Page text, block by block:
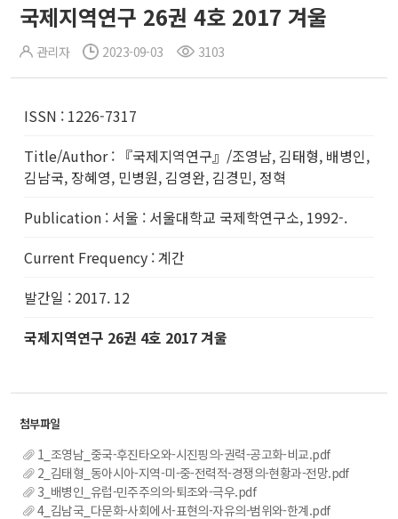
국제지역연구 26권 4호 2017 겨울
관리자 2023-09-03 3103
ISSN : 1226-7317
Title/Author: 『국제지역연구』/조영남, 김태형, 배병인,
김남국, 장혜영, 민병원, 김영완, 김경민, 정혁
Publication : 서울 : 서울대학교 국제학연구소, 1992-.
Current Frequency :계간
발간일 : 2017. 12
국제지역연구 26권 4호 2017 겨울
1_조영남_중국-후진타오와-시진핑의-권력-공고화-비교.pdf
2_김태형_동아시아-지역-미-중-전력적-경쟁의-현황과-전망.pdf
3_배병인_유럽-민주주의의-퇴조와-극우.pdf
4_김남국_다문화-사회에서-표현의-자유의-범위와-한계.pdf